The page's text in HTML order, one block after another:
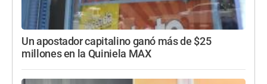
Un apostador capitalino ganó más de $25
millones en la Quiniela MAX